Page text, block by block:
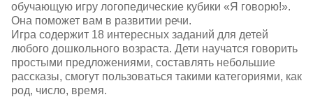
обучающую игру логопедические кубики «Я говорю!».
Она поможет вам в развитии речи.
Игра содержит 18 интересных заданий для детей
любого дошкольного возраста. Дети научатся говорить
простыми предложениями, составлять небольшие
рассказы, смогут пользоваться такими категориями, как
род, число, время.